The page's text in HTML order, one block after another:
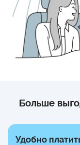
Больше
Удобно